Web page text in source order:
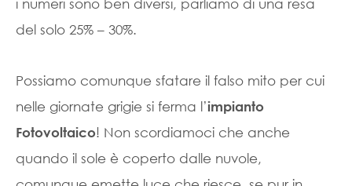
del solo 25% – 30%.
Possiamo comunque sfatare il falso mito per cui
nelle giornate grigie si ferma l’impianto
Fotovoltaico! Non scordiamoci che anche
quando il sole è coperto dalle nuvole,